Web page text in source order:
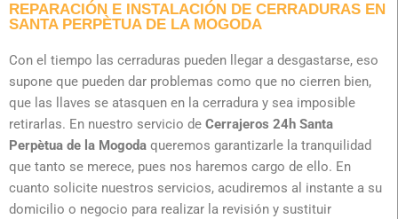
REPARACIÓN E INSTALACIÓN DE CERRADURAS EN
SANTA PERPÈTUA DE LA MOGODA
Con el tiempo las cerraduras pueden llegar a desgastarse, eso
supone que pueden dar problemas como que no cierren bien,
que las llaves se atasquen en la cerradura y sea imposible
retirarlas. En nuestro servicio de Cerrajeros 24h Santa
Perpètua de la Mogoda queremos garantizarle la tranquilidad
que tanto se merece, pues nos haremos cargo de ello. En
cuanto solicite nuestros servicios, acudiremos al instante a su
domicilio o negocio para realizar la revisión y sustituir